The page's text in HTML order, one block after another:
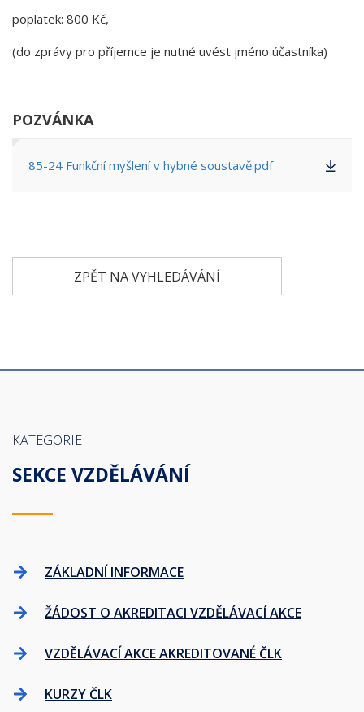
poplatek: 800 Kč,
(do zprávy pro příjemce je nutné uvést jméno účastníka)
POZVÁNKA
85-24 Funkční myšlení v hybné soustavě.pdf
ZPĚT NA VYHLEDÁVÁNÍ
KATEGORIE
SEKCE VZDĚLÁVÁNÍ
ZÁKLADNÍ INFORMACE
ŽÁDOST O AKREDITACI VZDĚLÁVACÍ AKCE
VZDĚLÁVACÍ AKCE AKREDITOVANÉ ČLK
KURZY ČLK